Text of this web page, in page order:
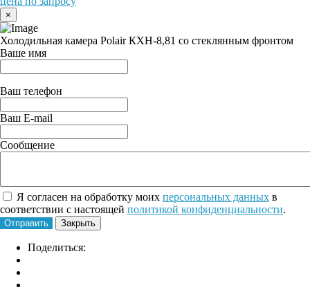
×
Холодильная камера Polair КХН-8,81 со стеклянным фронтом
Ваше имя
Ваш телефон
Ваш E-mail
Сообщение
Я согласен на обработку моих персональных данных в
соответствии с настоящей политикой конфиденциальности.
Отправить Закрыть
Поделиться: